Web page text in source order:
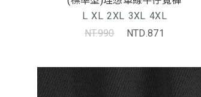
L XL 2XL 3XL 4XL
NT.990
NTD.871